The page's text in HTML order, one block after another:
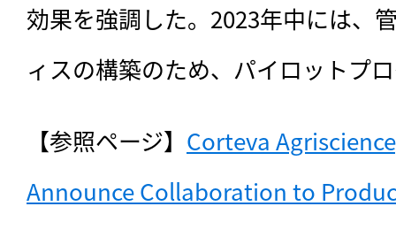
効果を強調した。2023年中には、
ィスの構築のため、パイロットプ
【参照ページ】 Corteva
Announce Collaboration to